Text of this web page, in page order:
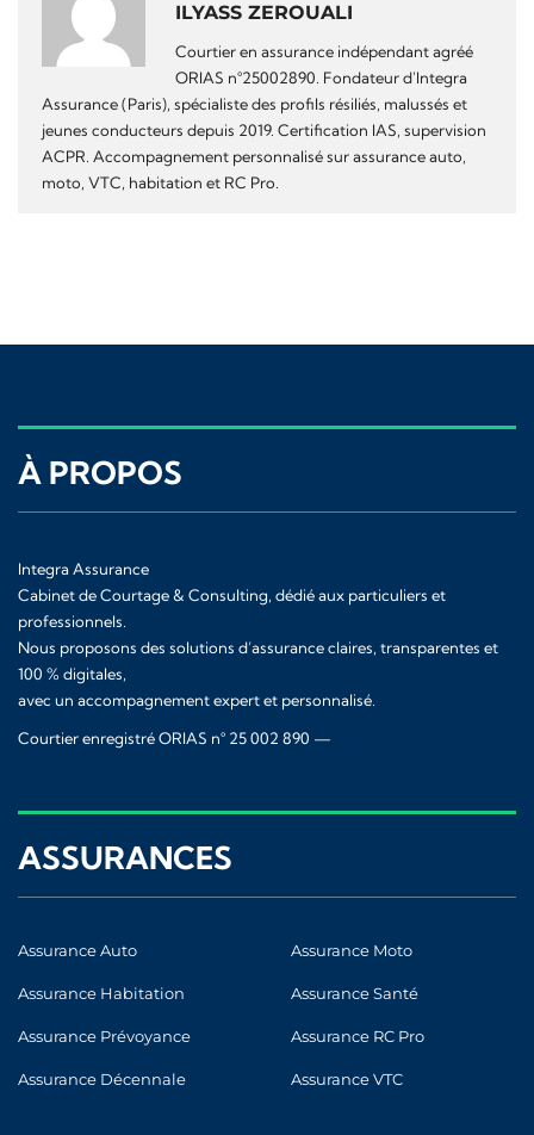
ILYASS ZEROUALI
Courtier en assurance indépendant agréé
ORIAS n°25002890. Fondateur d'Integra
Assurance (Paris), spécialiste des profils résiliés, malussés et
jeunes conducteurs depuis 2019. Certification IAS, supervision
ACPR. Accompagnement personnalisé sur assurance auto,
moto, VTC, habitation et RC Pro.
À PROPOS
Integra Assurance
Cabinet de Courtage & Consulting, dédié aux particuliers et
professionnels.
Nous proposons des solutions d’assurance claires, transparentes et
100 % digitales,
avec un accompagnement expert et personnalisé.
Courtier enregistré ORIAS n° 25 002 890 —
ASSURANCES
Assurance Auto Assurance Moto
Assurance Habitation Assurance Santé
Assurance Prévoyance Assurance RC Pro
Assurance Décennale Assurance VTC